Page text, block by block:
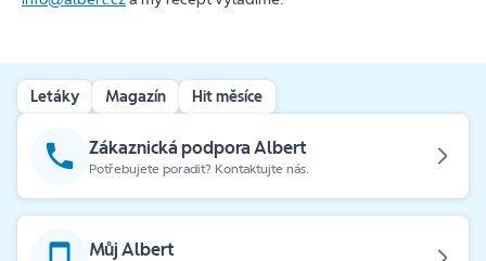
Letáky Magazín Hit měsíce
Zákaznická podpora Albert
Potřebujete poradit? Kontaktujte nás.
Můj Albert